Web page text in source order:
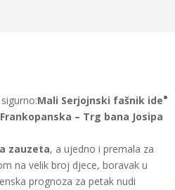
Mali Serjojnski fašnik ide
– Trg bana Josipa
zauzeta, a ujedno i premala za
na velik broj djece, boravak u
prognoza za petak nudi